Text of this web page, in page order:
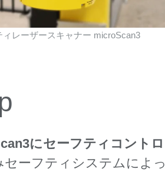
ィレーザースキャナー microScan3
にセーフティコントロ
セーフティシステムによっ